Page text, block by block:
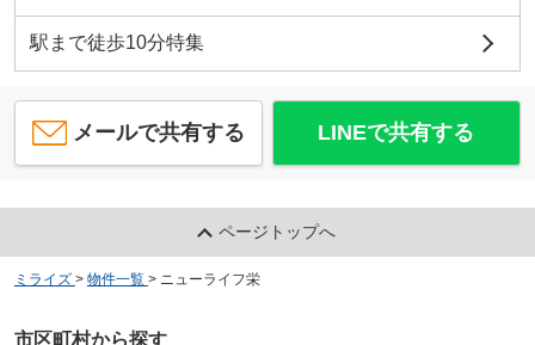
駅まで徒歩10分特集
メールで共有する LINEで共有する
ページトップへ
ミライズ > 物件一覧 > ニューライフ栄
市区町村から探す